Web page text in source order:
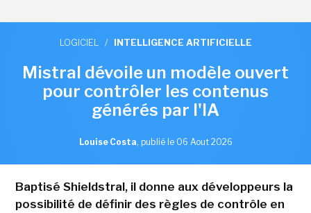
LOGICIEL / INTELLIGENCE ARTIFICIELLE
Mistral dévoile un modèle ouvert
pour contrôler les contenus
générés par l'IA
Louise Costa, publié le 06 Aout 2026
Baptisé Shieldstral, il donne aux développeurs la
possibilité de définir des règles de contrôle en